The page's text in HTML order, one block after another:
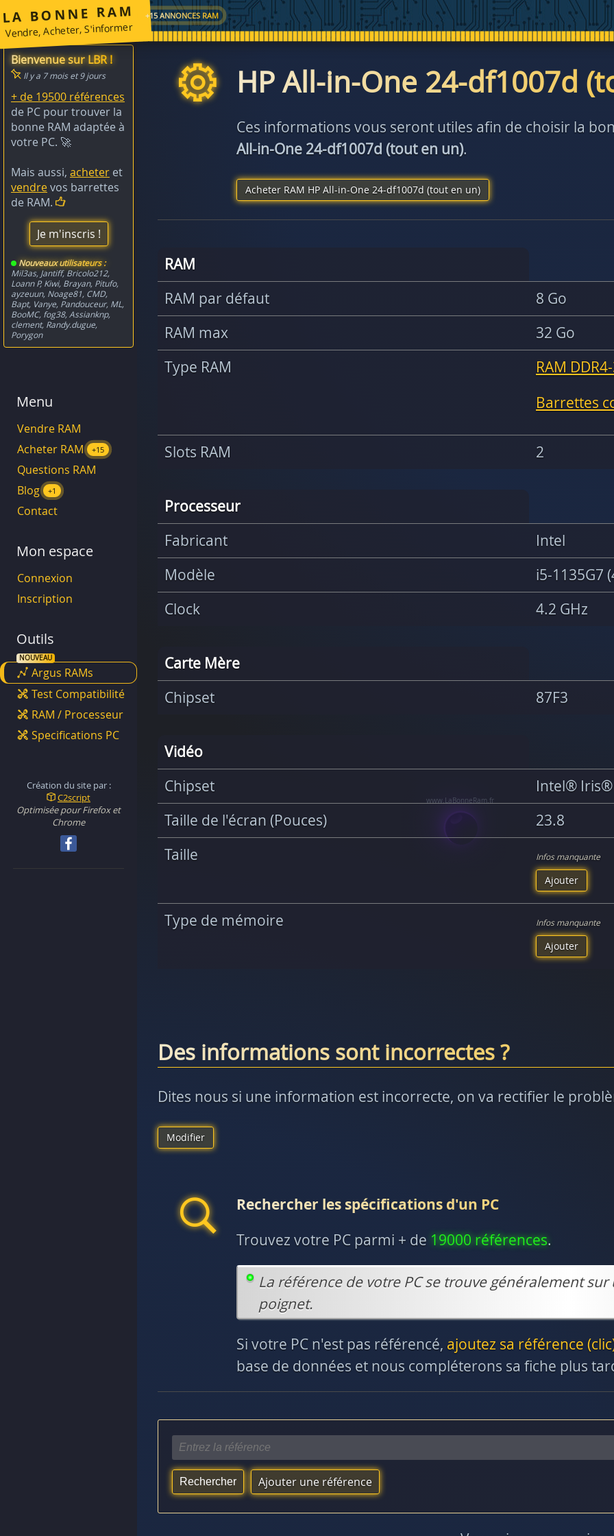
LA BONNE RAM
Vendre, Acheter, S'informer
+15 ANNONCES RAM
HP All-in-One 24-df1007d
Ces informations vous seront utiles afin de choisir la
All-in-One 24-df1007d (tout en un).
Acheter RAM HP All-in-One 24-df1007d (tout en un)
RAM
RAM par défaut
8 Go
RAM max
32 Go
Type RAM
RAM
Barrettes
Slots RAM 2
Processeur
Fabricant
Intel
Modèle
i5-1135G7
Clock
4.2 GHz
Carte Mère
Chipset
87F3
Vidéo
Chipset
Intel®
Taille de l'écran (Pouces)
23.8
Taille
Infos manquante
Ajouter
Type de mémoire Infos manquante
Ajouter
Des informations sont incorrectes ?
Dites nous si une information est incorrecte, on va rectifier le
Modifier
Rechercher les spécifications d'un PC
Trouvez votre PC parmi + de 19000 références.
La référence de votre PC se trouve généralement
poignet.
Si votre PC n'est pas référencé, ajoutez sa référence
base de données et nous compléterons sa fiche plus
Ajouter une référence
Bienvenue sur LBR !
Il y a 7 mois et 9 jours
+ de 19500 références
de PC pour trouver la
bonne RAM adaptée à
votre PC. 🚀
Mais aussi, acheter et
vendrevos barrettes
de RAM.
Je m'inscris !
Nouveaux utilisateurs :
Mil3as, Jantiff, Bricolo212,
Loann P,Kiwi, Brayan, Pitufo,
ayzeuun, Noage81, CMD,
Bapt, Vanye, Pandouceur, ML,
BooMC, fog38, Assianknp,
clement, Randy.dugue,
Porygon
Menu
Vendre RAM
Acheter RAM
+15
Questions RAM
Blog
+1
Contact
Mon espace
Connexion
Inscription
Outils
Argus RAMs
Test Compatibilité
RAM / Processeur
Specifications PC
Création du site par :
C2script
Optimisée pour Firefox et
Chrome